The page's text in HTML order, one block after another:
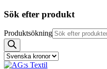
Sök efter produkt
Produktsökning